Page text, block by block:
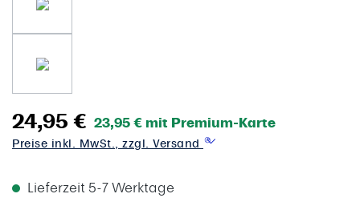
24,95 € 23,95 € mit Premium-Karte
Preise inkl. MwSt., zzgl. Versand
Lieferzeit 5-7 Werktage